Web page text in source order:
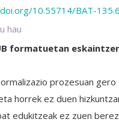
10.55714/BAT-135.6
hau
formatuetan
prozesuan
horrek ez duen
edukitzeak ez zuen